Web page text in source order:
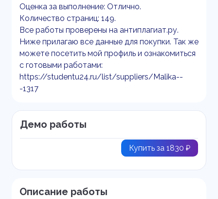
Оценка за выполнение: Отлично.
Количество страниц: 149.
Все работы проверены на антиплагиат.ру.
Ниже прилагаю все данные для покупки. Так же
можете посетить мой профиль и ознакомиться
с готовыми работами:
https://studentu24.ru/list/suppliers/Malika--
-1317
Демо работы
Купить за 1830 ₽
Описание работы